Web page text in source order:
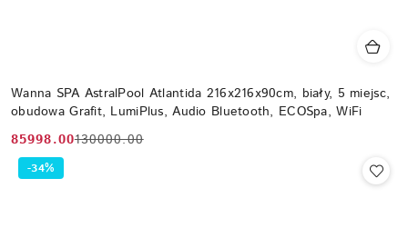
Wanna SPA AstralPool Atlantida 216x216x90cm, biały, 5 miejsc,
obudowa Grafit, LumiPlus, Audio Bluetooth, ECOSpa, WiFi
Cena
promocyjna:
85998.00
Cena
przed
130000.00
-34%